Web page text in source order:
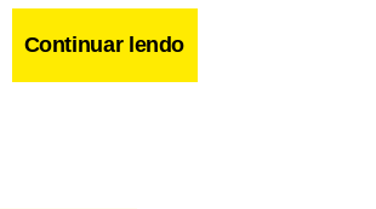
presidente e está desapropriando a
dela.
Continuar lendo